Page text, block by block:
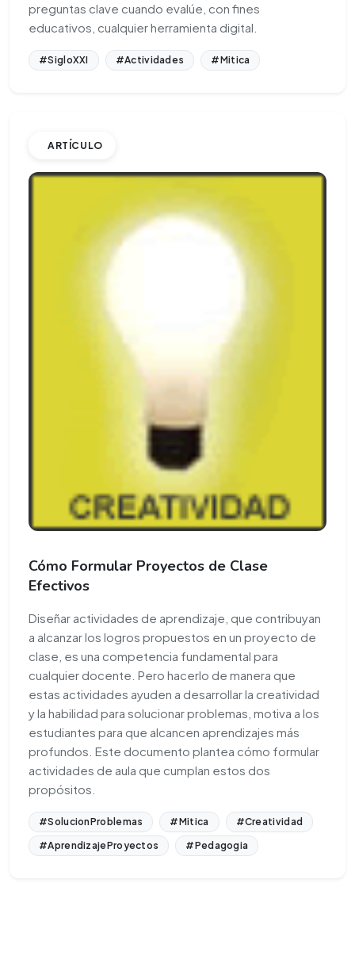
preguntas clave cuando evalúe, con fines
educativos, cualquier herramienta digital.
#SigloXXI #Actividades #Mitica
ARTÍCULO
Cómo Formular Proyectos de Clase
Efectivos
Diseñar actividades de aprendizaje, que contribuyan
a alcanzar los logros propuestos en un proyecto de
clase, es una competencia fundamental para
cualquier docente. Pero hacerlo de manera que
estas actividades ayuden a desarrollar la creatividad
y la habilidad para solucionar problemas, motiva a los
estudiantes para que alcancen aprendizajes más
profundos. Este documento plantea cómo formular
actividades de aula que cumplan estos dos
propósitos.
#SolucionProblemas #Mitica
#Creatividad
#AprendizajeProyectos
#Pedagogia